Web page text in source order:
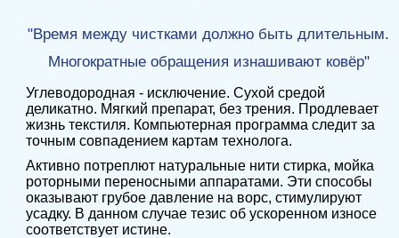
"Время между чистками должно быть длительным.
Многократные обращения изнашивают ковёр"
Углеводородная - исключение. Сухой средой
деликатно. Мягкий препарат, без трения. Продлевает
жизнь текстиля. Компьютерная программа следит за
точным совпадением картам технолога.
Активно потреплют натуральные нити стирка, мойка
роторными переносными аппаратами. Эти способы
оказывают грубое давление на ворс, стимулируют
усадку. В данном случае тезис об ускоренном износе
соответствует истине.